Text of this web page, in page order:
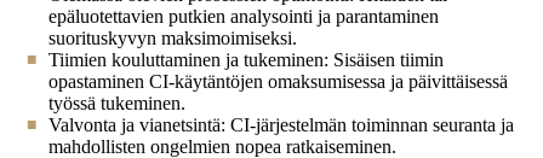
epäluotettavien putkien analysointi ja parantaminen
suorituskyvyn maksimoimiseksi.
Tiimien kouluttaminen ja tukeminen: Sisäisen tiimin
opastaminen CI-käytäntöjen omaksumisessa ja päivittäisessä
työssä tukeminen.
Valvonta ja vianetsintä: CI-järjestelmän toiminnan seuranta ja
mahdollisten ongelmien nopea ratkaiseminen.